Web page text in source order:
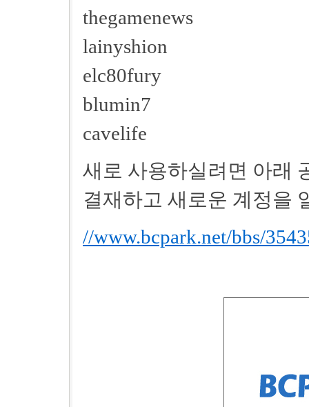
thegamenews
lainyshion
elc80fury
blumin7
cavelife
새로 사용하실려면 아래
결재하고 새로운 계정을
//www.bcpark.net/bbs/